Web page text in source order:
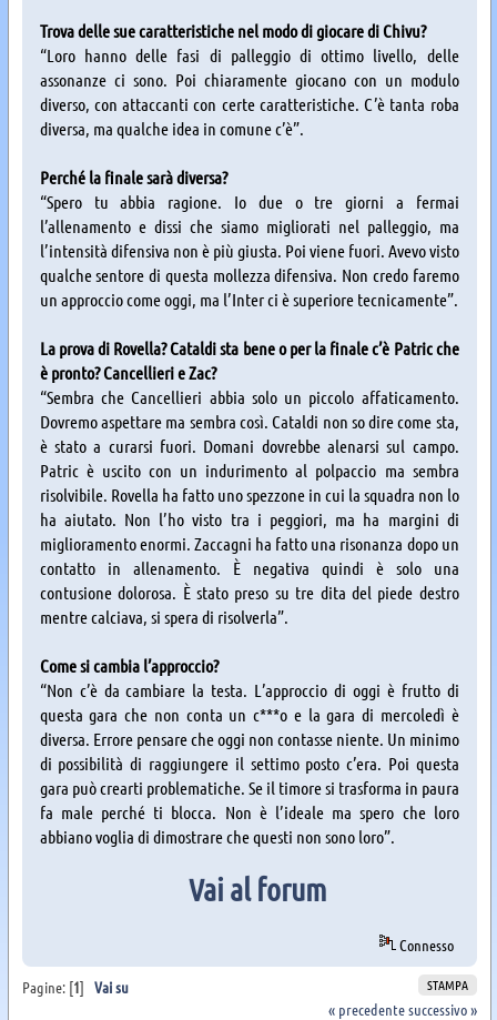
Trova delle sue caratteristiche nel modo di giocare di Chivu?
“Loro hanno delle fasi di palleggio di ottimo livello, delle
assonanze ci sono. Poi chiaramente giocano con un modulo
diverso, con attaccanti con certe caratteristiche. C’è tanta roba
diversa, ma qualche idea in comune c’è”.
Perché la finale sarà diversa?
“Spero tu abbia ragione. Io due o tre giorni a fermai
l’allenamento e dissi che siamo migliorati nel palleggio, ma
l’intensità difensiva non è più giusta. Poi viene fuori. Avevo visto
qualche sentore di questa mollezza difensiva. Non credo faremo
un approccio come oggi, ma l’Inter ci è superiore tecnicamente”.
La prova di Rovella? Cataldi sta bene o per la finale c’è Patric che
è pronto? Cancellieri e Zac?
“Sembra che Cancellieri abbia solo un piccolo affaticamento.
Dovremo aspettare ma sembra così. Cataldi non so dire come sta,
è stato a curarsi fuori. Domani dovrebbe alenarsi sul campo.
Patric è uscito con un indurimento al polpaccio ma sembra
risolvibile. Rovella ha fatto uno spezzone in cui la squadra non lo
ha aiutato. Non l’ho visto tra i peggiori, ma ha margini di
miglioramento enormi. Zaccagni ha fatto una risonanza dopo un
contatto in allenamento. È negativa quindi è solo una
contusione dolorosa. È stato preso su tre dita del piede destro
mentre calciava, si spera di risolverla”.
Come si cambia l’approccio?
“Non c’è da cambiare la testa. L’approccio di oggi è frutto di
questa gara che non conta un c***o e la gara di mercoledì è
diversa. Errore pensare che oggi non contasse niente. Un minimo
di possibilità di raggiungere il settimo posto c’era. Poi questa
gara può crearti problematiche. Se il timore si trasforma in paura
fa male perché ti blocca. Non è l’ideale ma spero che loro
abbiano voglia di dimostrare che questi non sono loro”.
Vai al forum
Connesso
STAMPA
Pagine: [1] Vai su
« precedentesuccessivo »